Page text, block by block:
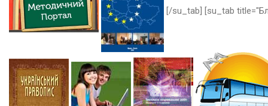
[/su_tab] [su_tab